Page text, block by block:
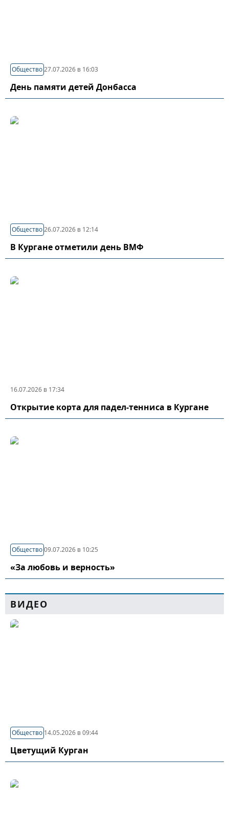
Общество27.07.2026 в 16:03
День памяти детей Донбасса
Общество26.07.2026 в 12:14
В Кургане отметили день ВМФ
16.07.2026 в 17:34
Открытие корта для падел-тенниса в Кургане
Общество09.07.2026 в 10:25
«За любовь и верность»
ВИДЕО
Общество 14.05.2026 в 09:44
Цветущий Курган